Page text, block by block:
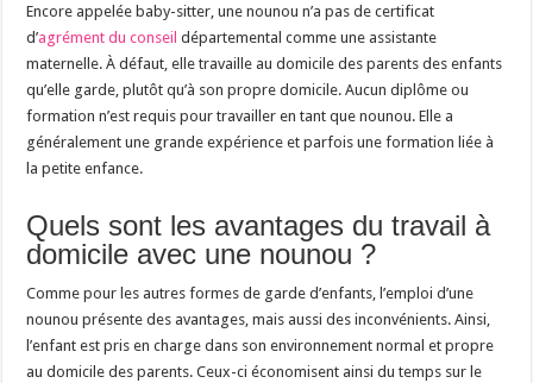
Encore appelée baby-sitter, une nounou n’a pas de certificat
d’agrément du conseil départemental comme une assistante
maternelle. À défaut, elle travaille au domicile des parents des enfants
qu’elle garde, plutôt qu’à son propre domicile. Aucun diplôme ou
formation n’est requis pour travailler en tant que nounou. Elle a
généralement une grande expérience et parfois une formation liée à
la petite enfance.
Quels sont les avantages du travail à
domicile avec une nounou ?
Comme pour les autres formes de garde d’enfants, l’emploi d’une
nounou présente des avantages, mais aussi des inconvénients. Ainsi,
l’enfant est pris en charge dans son environnement normal et propre
au domicile des parents. Ceux-ci économisent ainsi du temps sur le